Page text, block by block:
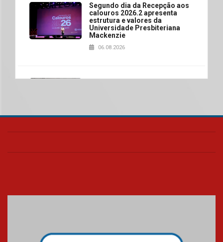
Segundo dia da Recepção aos
calouros 2026.2 apresenta
estrutura e valores da
Universidade Presbiteriana
Mackenzie
06.08.2026
realizará nova edição da Feira
04.08.2026